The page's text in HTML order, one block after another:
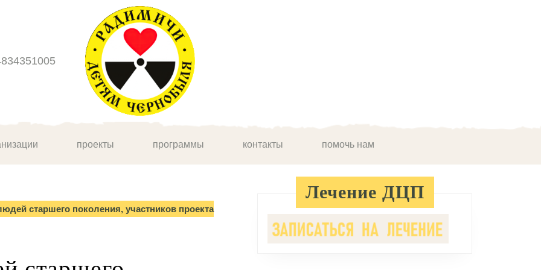
проекты программы контакты помочь нам
старшего поколения, участников проекта
Лечение ДЦП